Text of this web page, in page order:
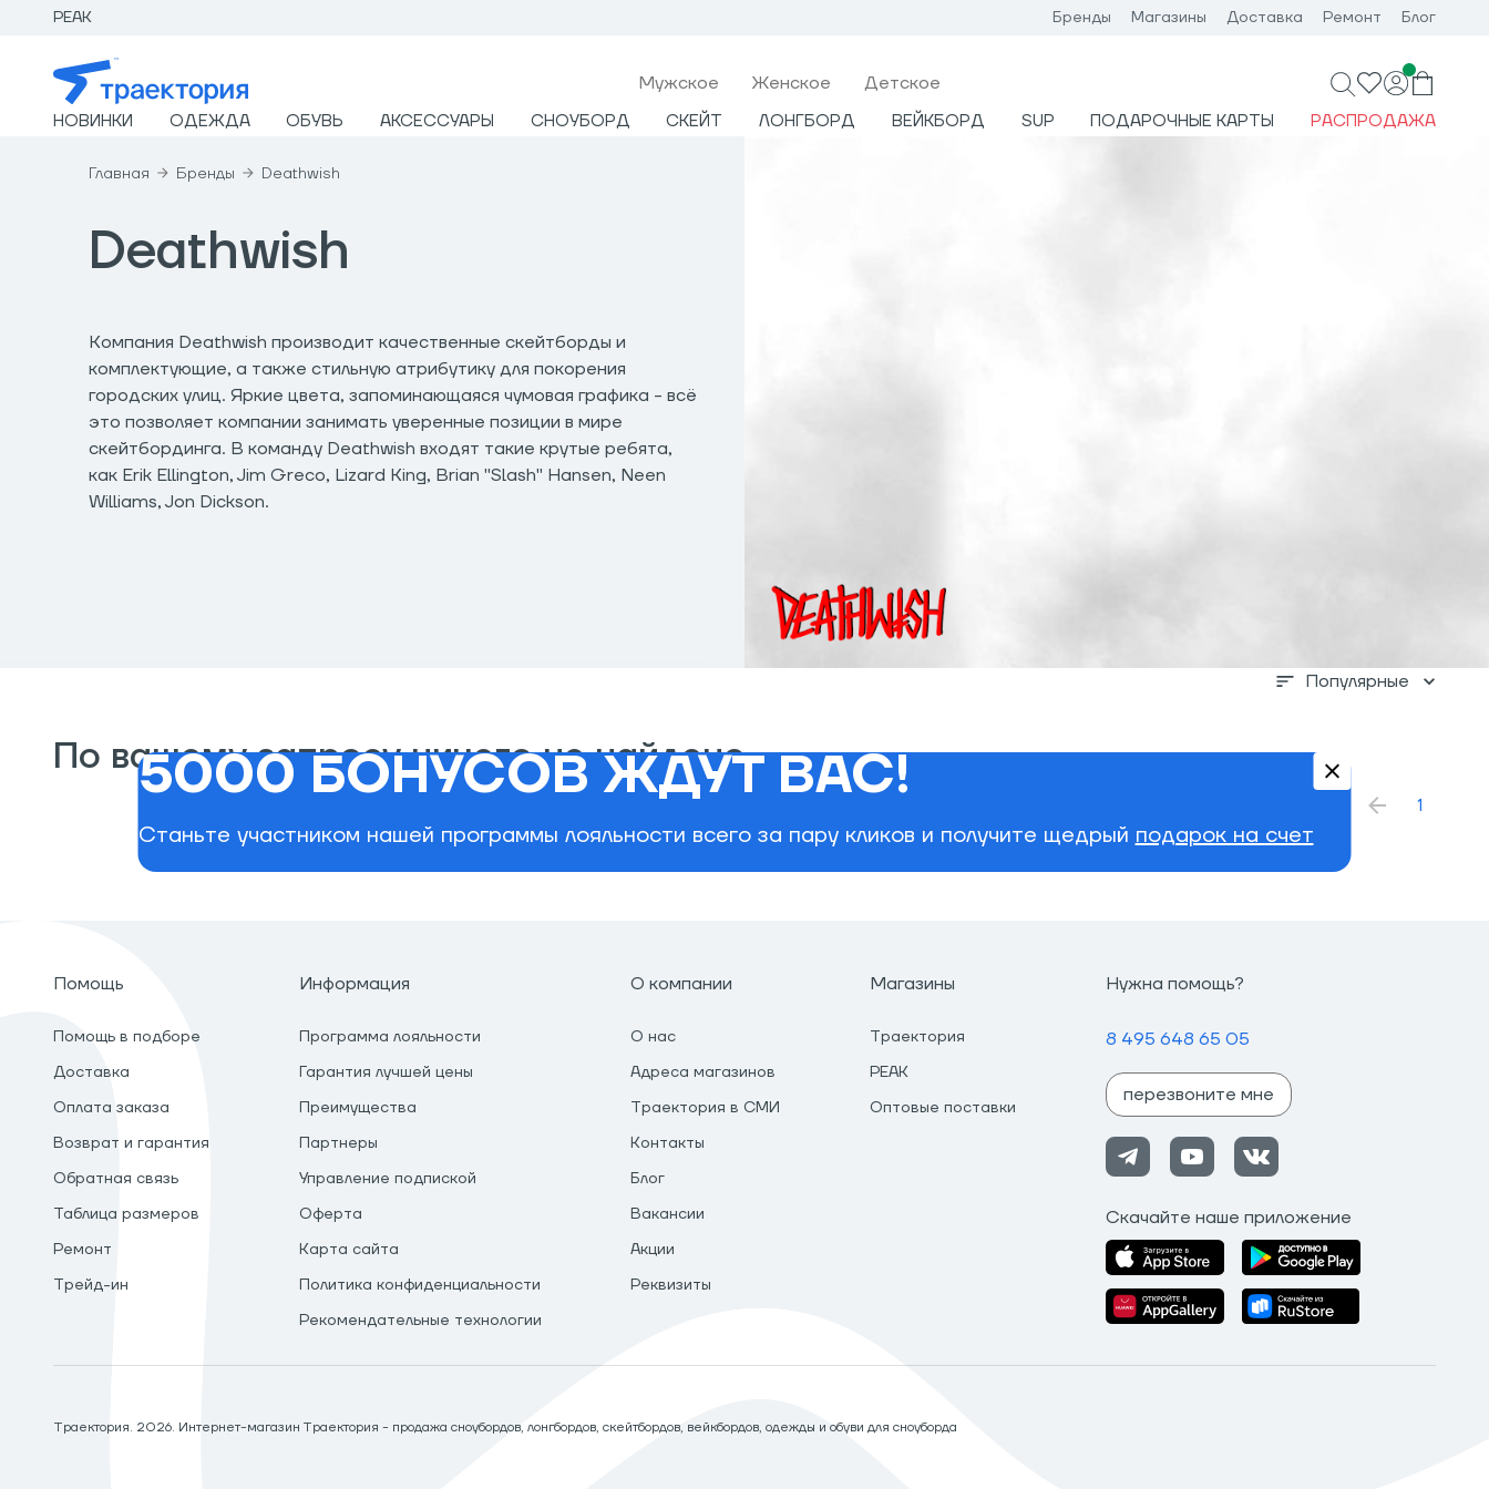
PEAK Бренды Магазины Доставка Ремонт Блог
Мужcкое Женское Детское
НОВИНКИ ОДЕЖДА ОБУВЬ АКСЕССУАРЫ СНОУБОРД СКЕЙТ ЛОНГБОРД ВЕЙКБОРД SUP ПОДАРОЧНЫЕ КАРТЫ РАСПРОДАЖА
Главная Бренды Deathwish
Deathwish
Компания Deathwish производит качественные скейтборды и
комплектующие, а также стильную атрибутику для покорения
городских улиц. Яркие цвета, запоминающаяся чумовая графика - всё
это позволяет компании занимать уверенные позиции в мире
скейтбординга. В команду Deathwish входят такие крутые ребята,
как Erik Ellington, Jim Greco, Lizard King, Brian "Slash" Hansen, Neen
Williams, Jon Dickson.
Популярные
По вашему запросу ничего не найдено
1
Помощь
Помощь в подборе
Доставка
Оплата заказа
Возврат и гарантия
Обратная связь
Таблица размеров
Ремонт
Трейд-ин
Информация
Программа лояльности
Гарантия лучшей цены
Преимущества
Партнеры
Управление подпиской
Оферта
Карта сайта
Политика конфиденциальности
Рекомендательные технологии
О компании
О нас
Адреса магазинов
Траектория в СМИ
Контакты
Блог
Вакансии
Акции
Реквизиты
Магазины
Траектория
PEAK
Оптовые поставки
Нужна помощь?
8 495 648 65 05
перезвоните мне
Скачайте наше приложение
Траектория. 2026. Интернет-магазин Траектория - продажа сноубордов, лонгбордов, скейтбордов, вейкбордов, одежды и обуви для сноуборда
5000 БОНУСОВ ЖДУТ ВАС!
Станьте участником нашей программы лояльности всего за пару кликов и получите щедрый подарок на счет